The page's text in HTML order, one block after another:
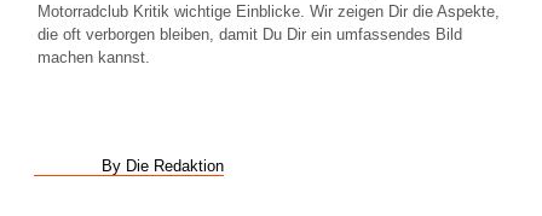
Motorradclub Kritik wichtige Einblicke. Wir zeigen Dir die Aspekte,
die oft verborgen bleiben, damit Du Dir ein umfassendes Bild
machen kannst.
By Die Redaktion